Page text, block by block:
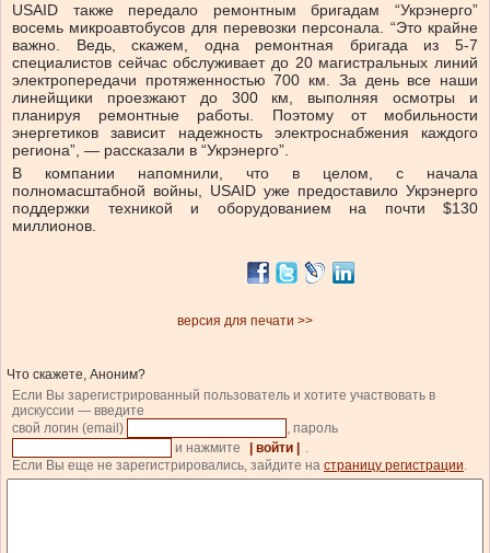
USAID также передало ремонтным бригадам “Укрэнерго”
восемь микроавтобусов для перевозки персонала. “Это крайне
важно. Ведь, скажем, одна ремонтная бригада из 5-7
специалистов сейчас обслуживает до 20 магистральных линий
электропередачи протяженностью 700 км. За день все наши
линейщики проезжают до 300 км, выполняя осмотры и
планируя ремонтные работы. Поэтому от мобильности
энергетиков зависит надежность электроснабжения каждого
региона”, — рассказали в “Укрэнерго”.
В компании напомнили, что в целом, с начала
полномасштабной войны, USAID уже предоставило Укрэнерго
поддержки техникой и оборудованием на почти $130
миллионов.
версия для печати >>
Что скажете, Аноним?
Если Вы зарегистрированный пользователь и хотите участвовать в
дискуссии — введите
свой логин (email)
, пароль
и нажмите
| войти |
.
Если Вы еще не зарегистрировались, зайдите на страницу регистрации.